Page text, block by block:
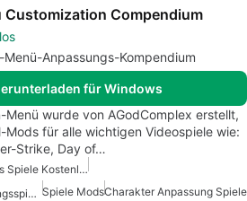
Customization Compendium
Menü-Anpassungs-Kompendium
für Windows
Menü wurde von AGodComplex erstellt,
Mods für alle wichtigen Videospiele wie:
Strike, Day of…
Charakter Anpassungs Spiele Kostenlos
Kostenlose Charakteranpassungsspiele Spiele ModsCharakter Anpassung Spiele